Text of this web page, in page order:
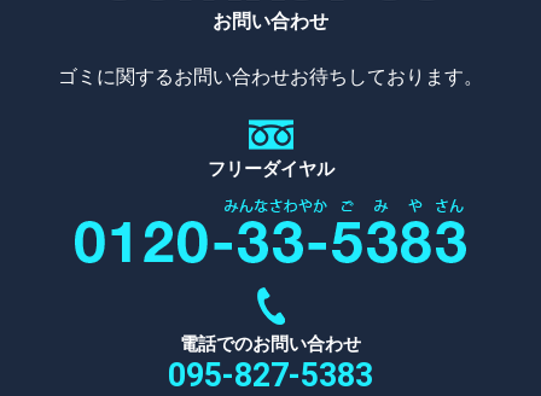
お問い合わせ
ゴミに関するお問い合わせお待ちしております。
フリーダイヤル
電話でのお問い合わせ
095-827-5383